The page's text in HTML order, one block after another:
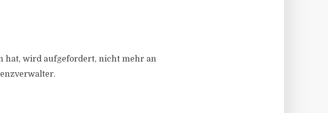
hat, wird aufgefordert, nicht mehr an